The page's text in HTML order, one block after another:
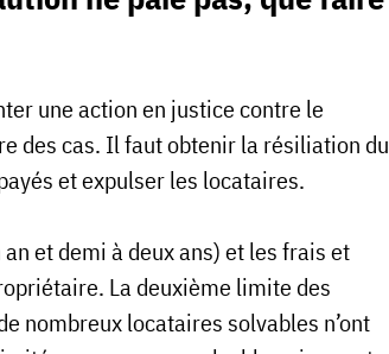
une action en justice contre le
des cas. Il faut obtenir la résiliation du
et expulser les locataires.
et demi à deux ans) et les frais et
La deuxième limite des
nombreux locataires solvables n’ont